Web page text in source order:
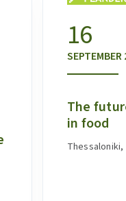
16
SEPTEMBER
The
in food